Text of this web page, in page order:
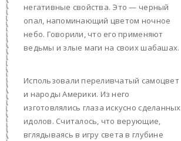
негативные свойства. Это — черный
опал, напоминающий цветом ночное
небо. Говорили, что его применяют
ведьмы и злые маги на своих шабашах.
Использовали переливчатый самоцвет
и народы Америки. Из него
изготовлялись глаза искусно сделанных
идолов. Считалось, что верующие,
вглядываясь в игру света в глубине